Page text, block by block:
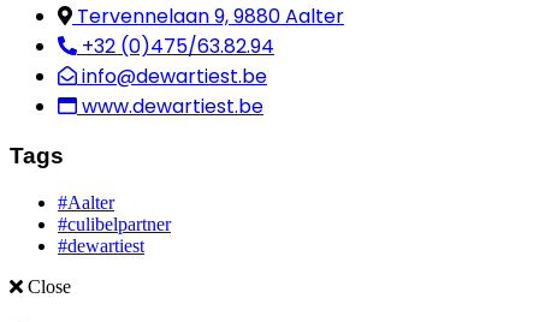
Tervennelaan 9, 9880 Aalter
+32 (0)475/63.82.94
info@dewartiest.be
www.dewartiest.be
Tags
#Aalter
#culibelpartner
#dewartiest
Close